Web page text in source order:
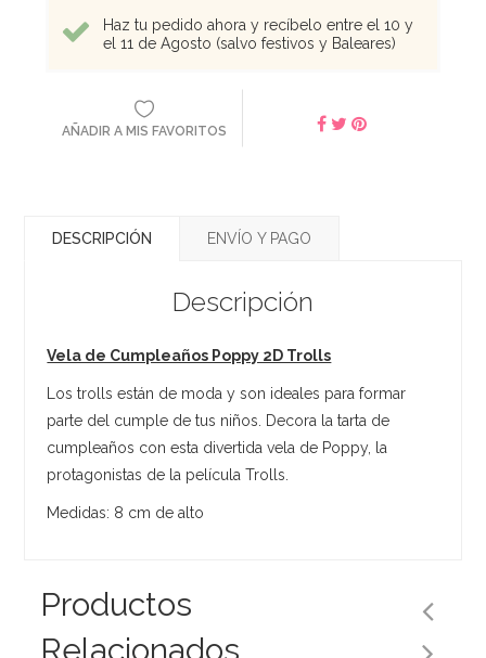
Haz tu pedido ahora y recíbelo entre el 10 y
el 11 de Agosto (salvo festivos y Baleares)
AÑADIR A MIS FAVORITOS
DESCRIPCIÓN ENVÍO Y PAGO
Descripción
Vela de Cumpleaños Poppy 2D Trolls
Los trolls están de moda y son ideales para formar
parte del cumple de tus niños. Decora la tarta de
cumpleaños con esta divertida vela de Poppy, la
protagonistas de la película Trolls.
Medidas: 8 cm de alto
Productos
Relacionados